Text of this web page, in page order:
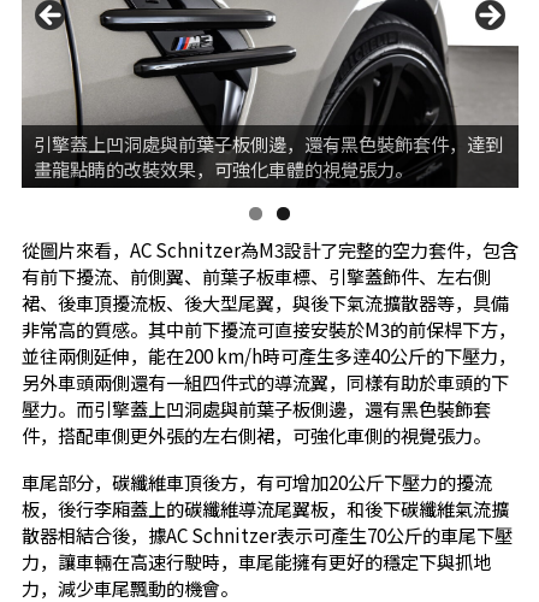
引擎蓋上凹洞處與前葉子板側邊，還有黑色裝飾套件，達到
畫龍點睛的改裝效果，可強化車體的視覺張力。
從圖片來看，AC Schnitzer為M3設計了完整的空力套件，包含
有前下擾流、前側翼、前葉子板車標、引擎蓋飾件、左右側
裙、後車頂擾流板、後大型尾翼，與後下氣流擴散器等，具備
非常高的質感。其中前下擾流可直接安裝於M3的前保桿下方，
並往兩側延伸，能在200 km/h時可產生多逹40公斤的下壓力，
另外車頭兩側還有一組四件式的導流翼，同樣有助於車頭的下
壓力。而引擎蓋上凹洞處與前葉子板側邊，還有黑色裝飾套
件，搭配車側更外張的左右側裙，可強化車側的視覺張力。
車尾部分，碳纖維車頂後方，有可增加20公斤下壓力的擾流
板，後行李廂蓋上的碳纖維導流尾翼板，和後下碳纖維氣流擴
散器相結合後，據AC Schnitzer表示可產生70公斤的車尾下壓
力，讓車輛在高速行駛時，車尾能擁有更好的穩定下與抓地
力，減少車尾飄動的機會。